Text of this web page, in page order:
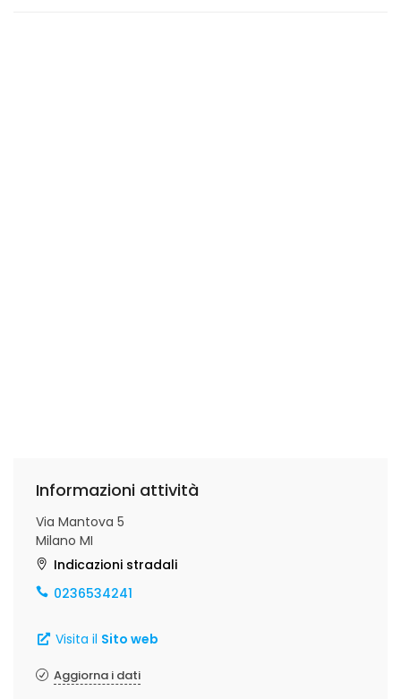
Informazioni attività
Via Mantova 5
Milano MI
Indicazioni stradali
0236534241
Visita il Sito web
Aggiorna i dati